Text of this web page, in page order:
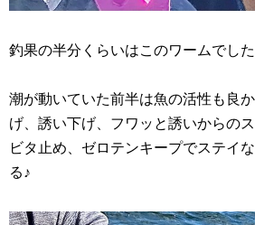
釣果の半分くらいはこのワームでした
潮が動いていた前半は魚の活性も良
げ、誘い下げ、フワッと誘いからの
ビタ止め、ゼロテンキープでステイ
る♪